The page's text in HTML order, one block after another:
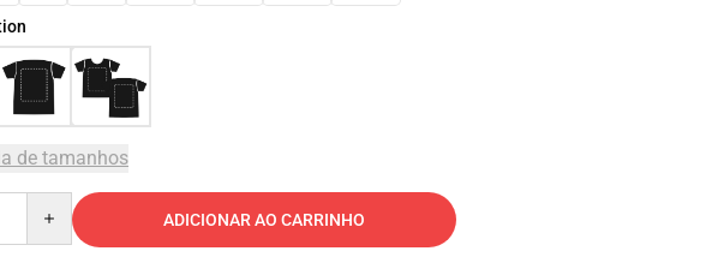
de tamanhos
ADICIONAR AO CARRINHO